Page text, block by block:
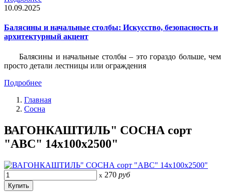
10.09.2025
Балясины и начальные столбы: Искусство, безопасность и
архитектурный акцент
Балясины и начальные столбы – это гораздо больше, чем
просто детали лестницы или ограждения
Подробнее
Главная
Сосна
ВАГОНКАШТИЛЬ" СОСНА сорт
"АВС" 14х100х2500"
x 270 руб